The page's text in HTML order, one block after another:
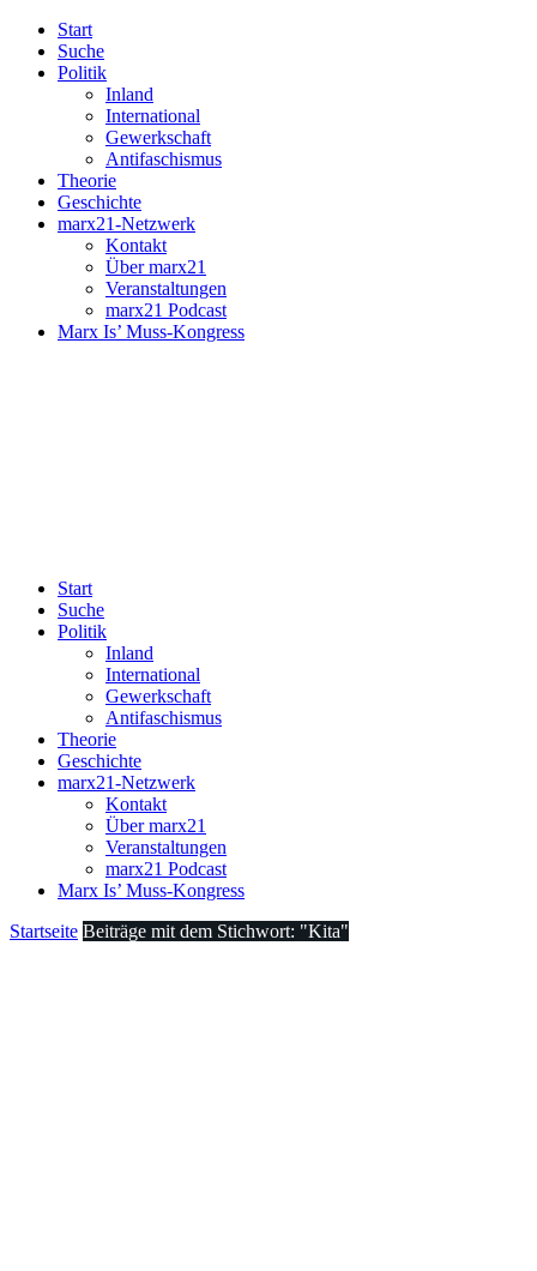
Start
Suche
Politik
Inland
International
Gewerkschaft
Antifaschismus
Theorie
Geschichte
marx21-Netzwerk
Kontakt
Über marx21
Veranstaltungen
marx21 Podcast
Marx Is’ Muss-Kongress
Start
Suche
Politik
Inland
International
Gewerkschaft
Antifaschismus
Theorie
Geschichte
marx21-Netzwerk
Kontakt
Über marx21
Veranstaltungen
marx21 Podcast
Marx Is’ Muss-Kongress
Startseite Beiträge mit dem Stichwort: "Kita"